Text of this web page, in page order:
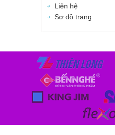
Liên hệ
Sơ đồ trang